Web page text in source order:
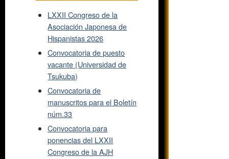
LXXII Congreso de la
Asociación Japonesa de
Hispanistas 2026
Convocatoria de puesto
vacante (Universidad de
Tsukuba)
Convocatoria de
manuscritos para el Boletín
núm.33
Convocatoria para
ponencias del LXXII
Congreso de la AJH